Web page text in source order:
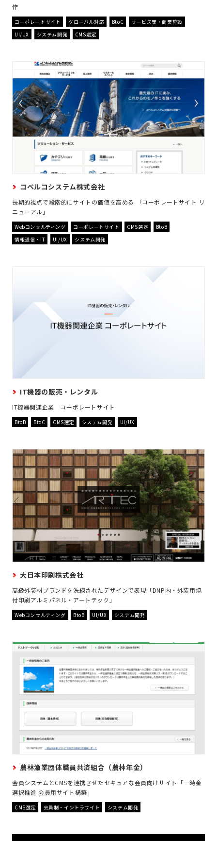
作
コーポレートサイト グローバル対応 BtoC
サービス業・商業施設
UI/UX
システム開発 CMS選定
コベルコシステム株式会社
長期的視点で段階的にサイトの価値を高める 「コーポレートサイト リ
ニューアル」
Webコンサルティング コーポレートサイト CMS選定
BtoB
情報通信・IT
UI/UX システム開発
IT機器の販売・レンタル
IT機器関連企業 コーポレートサイト
BtoB BtoC CMS選定 システム開発 UI/UX
大日本印刷株式会社
高級外装材ブランドを洗練されたデザインで表現「DNP内・外装用焼
付印刷アルミパネル・アートテック」
Webコンサルティング BtoB UI/UX システム開発
農林漁業団体職員共済組合（農林年金）
会員システムとCMSを連携させたセキュアな会員向けサイト「一時金
選択推進 会員用サイト構築」
CMS選定 会員制・イントラサイト システム開発